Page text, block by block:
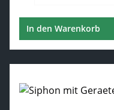
In den Warenkorb